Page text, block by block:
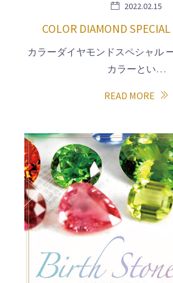
2022.02.15
COLOR DIAMOND
カラーダイヤモンドスペシャル
カラーとい…
READ MORE